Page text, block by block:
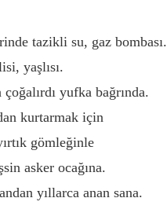
tazikli su, gaz bombası.
yaşlısı.
yufka bağrında.
kurtarmak için
gömleğinle
asker ocağına.
yıllarca anan sana.